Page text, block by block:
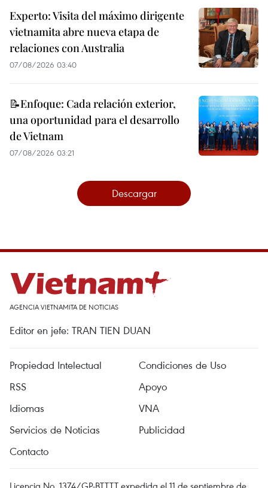
Experto: Visita del máximo dirigente
vietnamita abre nueva etapa de
relaciones con Australia
07/08/2026 03:40
📝Enfoque: Cada relación exterior,
una oportunidad para el desarrollo
de Vietnam
07/08/2026 03:21
Descargar
AGENCIA VIETNAMITA DE NOTICIAS
Editor en jefe: TRAN TIEN DUAN
Propiedad Intelectual
Condiciones de Uso
RSS
Apoyo
Idiomas
VNA
Servicios de Noticias
Publicidad
Contacto
Licencia No. 1374/GP-BTTTT expedida el 11 de septiembre de